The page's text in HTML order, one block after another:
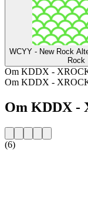
WCYY - New Rock
Rock
Om KDDX -
Om KDDX -
Om KDDX -
(6)